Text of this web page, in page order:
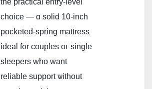
the practical entry-level
choice — ɑ solid 10-inch
pocketed-spring mattress
ideal f᧐r couples oг single
sleepers who want
reliable support ѡithout